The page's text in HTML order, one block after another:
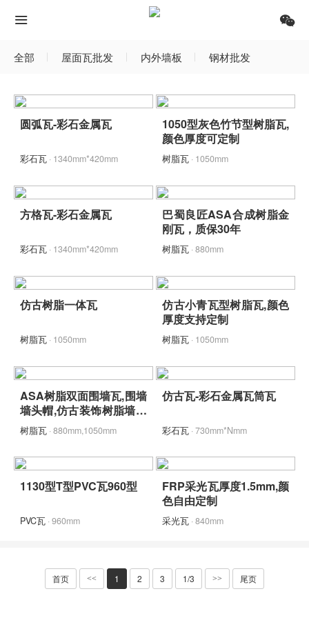
全部 屋面瓦批发 内外墙板 钢材批发
圆弧瓦-彩石金属瓦
彩石瓦· 1340mm*420mm
1050型灰色竹节型树脂瓦,
颜色厚度可定制
树脂瓦 · 1050mm
方格瓦-彩石金属瓦
彩石瓦· 1340mm*420mm
巴蜀良匠ASA合成树脂金
刚瓦，质保30年
树脂瓦 · 880mm
仿古树脂一体瓦
树脂瓦· 1050mm
仿古小青瓦型树脂瓦,颜色
厚度支持定制
树脂瓦 · 1050mm
ASA树脂双面围墙瓦,围墙
墙头帽,仿古装饰树脂墙头
瓦
树脂瓦· 880mm,1050mm
仿古瓦-彩石金属瓦筒瓦
彩石瓦 · 730mm*Nmm
1130型T型PVC瓦960型
PVC瓦· 960mm
FRP采光瓦厚度1.5mm,颜
色自由定制
采光瓦 · 840mm
首页 << 1 2 3 1/3 >> 尾页